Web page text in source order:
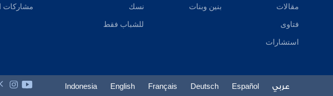
باب من اسمه أسود
باقي حرف الألف
مقالات
فتاوى
استشارات
بنين وبنات نسك
للشباب فقط
مشاركات
عربي Español
Deutsch
Français
English
Indonesia